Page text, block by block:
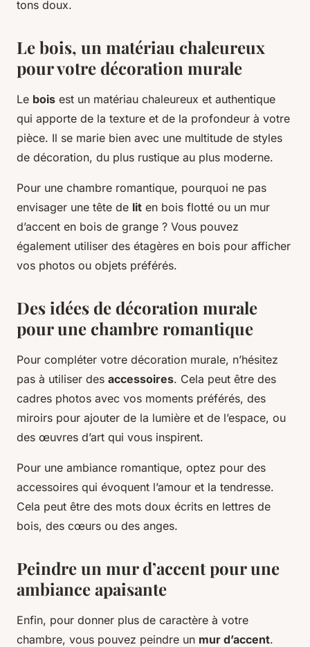
tons doux.
Le bois, un matériau chaleureux
pour votre décoration murale
Le bois est un matériau chaleureux et authentique
qui apporte de la texture et de la profondeur à votre
pièce. Il se marie bien avec une multitude de styles
de décoration, du plus rustique au plus moderne.
Pour une chambre romantique, pourquoi ne pas
envisager une tête de lit en bois flotté ou un mur
d’accent en bois de grange ? Vous pouvez
également utiliser des étagères en bois pour afficher
vos photos ou objets préférés.
Des idées de décoration murale
pour une chambre romantique
Pour compléter votre décoration murale, n’hésitez
pas à utiliser des accessoires. Cela peut être des
cadres photos avec vos moments préférés, des
miroirs pour ajouter de la lumière et de l’espace, ou
des œuvres d’art qui vous inspirent.
Pour une ambiance romantique, optez pour des
accessoires qui évoquent l’amour et la tendresse.
Cela peut être des mots doux écrits en lettres de
bois, des cœurs ou des anges.
Peindre un mur d’accent pour une
ambiance apaisante
Enfin, pour donner plus de caractère à votre
chambre, vous pouvez peindre un mur d’accent.